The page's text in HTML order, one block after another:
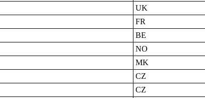
UK
FR
BE
NO
MK
CZ
CZ